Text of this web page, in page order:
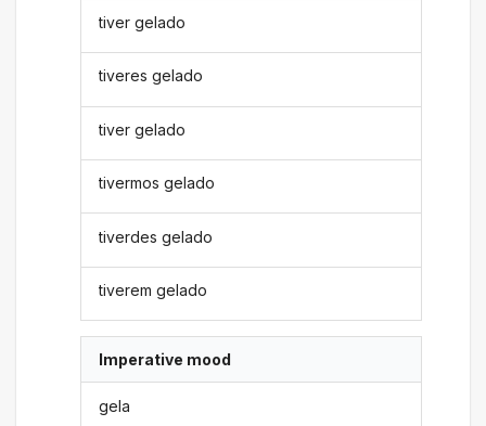
tiver gelado
tiveres gelado
tiver gelado
tivermos gelado
tiverdes gelado
tiverem gelado
Imperative mood
gela